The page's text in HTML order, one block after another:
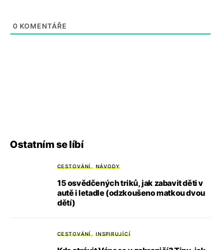
0 KOMENTÁŘE
Ostatním se líbí
CESTOVÁNÍ NÁVODY
15 osvědčených triků, jak zabavit děti v
autě i letadle (odzkoušeno matkou dvou
dětí)
CESTOVÁNÍ INSPIRUJÍCÍ